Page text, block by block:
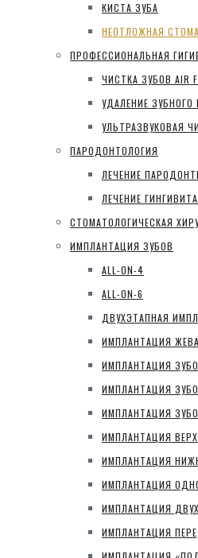
КИСТА ЗУБА
НЕОТЛОЖНАЯ
ПРОФЕССИОНАЛЬНАЯ
ЧИСТКА ЗУБОВ AIR
УДАЛЕНИЕ ЗУБНОГО
УЛЬТРАЗВУКОВАЯ
ПАРОДОНТОЛОГИЯ
ЛЕЧЕНИЕ
ЛЕЧЕНИЕ ГИНГИВИТА
СТОМАТОЛОГИЧЕСКАЯ
ИМПЛАНТАЦИЯ ЗУБОВ
ALL-ON-4
ALL-ON-6
ДВУХЭТАПНАЯ
ИМПЛАНТАЦИЯ
ИМПЛАНТАЦИЯ
ИМПЛАНТАЦИЯ
ИМПЛАНТАЦИЯ
ИМПЛАНТАЦИЯ
ИМПЛАНТАЦИЯ
ИМПЛАНТАЦИЯ
ИМПЛАНТАЦИЯ
ИМПЛАНТАЦИЯ